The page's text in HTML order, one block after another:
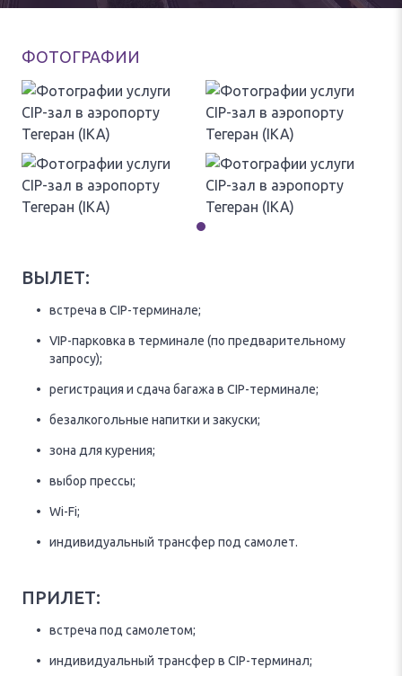
ФОТОГРАФИИ
ВЫЛЕТ:
встреча в CIP-терминале;
VIP-парковка в терминале (по предварительному
запросу);
регистрация и сдача багажа в CIP-терминале;
безалкогольные напитки и закуски;
зона для курения;
выбор прессы;
Wi-Fi;
индивидуальный трансфер под самолет.
ПРИЛЕТ:
встреча под самолетом;
индивидуальный трансфер в CIP-терминал;